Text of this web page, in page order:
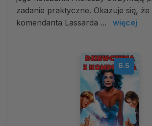
zadanie praktyczne. Okazuje się,
komendanta Lassarda ...
więcej
6.5